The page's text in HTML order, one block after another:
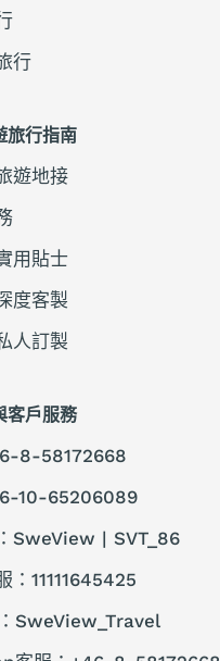
行
旅行指南
遊地接
用貼士
度客製
人訂製
客戶服務
8-58172668
10-65206089
SweView | SVT_86
：11111645425
SweView_Travel